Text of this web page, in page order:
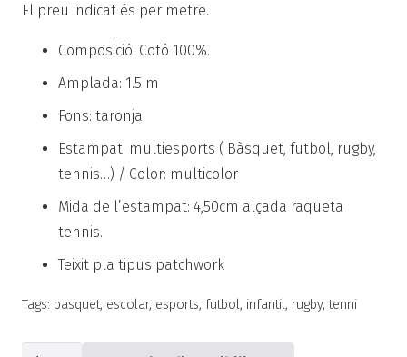
El preu indicat és per metre.
Composició: Cotó 100%.
Amplada: 1.5 m
Fons: taronja
Estampat: multiesports ( Bàsquet, futbol, rugby,
tennis…) / Color: multicolor
Mida de l’estampat: 4,50cm alçada raqueta
tennis.
Teixit pla tipus patchwork
Tags: basquet, escolar, esports, futbol, infantil, rugby,tenni